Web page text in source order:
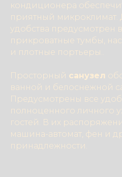
кондиционера
приятный микроклимат.
удобства предусмотрен
прикроватные тумбы,
и плотные портьеры..
Просторный санузел
ванной и белоснежной
Предусмотрены все
полноценного личного
гостей. В их
машина-автомат, фен и
принадлежности.